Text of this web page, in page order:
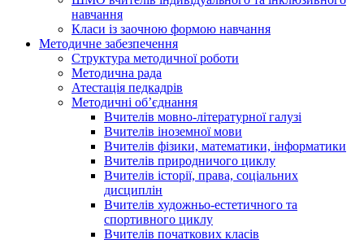
навчання
Класи із заочною формою навчання
Методичне забезпечення
Структура методичної роботи
Методична рада
Атестація педкадрів
Методичні об’єднання
Вчителів мовно-літературної галузі
Вчителів іноземної мови
Вчителів фізики, математики, інформатики
Вчителів природничого циклу
Вчителів історії, права, соціальних
дисциплін
Вчителів художньо-естетичного та
спортивного циклу
Вчителів початкових класів